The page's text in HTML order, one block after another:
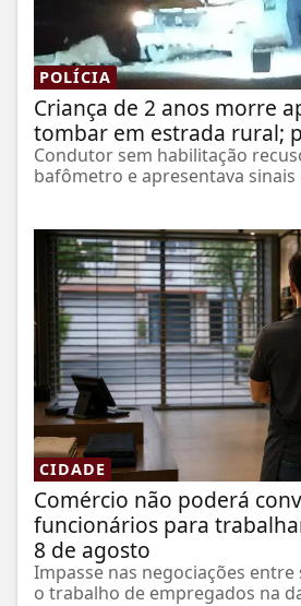
POLÍCIA
Criança de 2 anos morre
tombar em estrada rural;
Condutor sem habilitação
bafômetro e apresentava sinais
CIDADE
Comércio não poderá
funcionários para
8 de agosto
Impasse nas negociações
o trabalho de empregados na